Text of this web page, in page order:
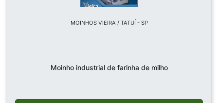
MOINHOS VIEIRA / TATUÍ - SP
Moinho industrial de farinha de milho